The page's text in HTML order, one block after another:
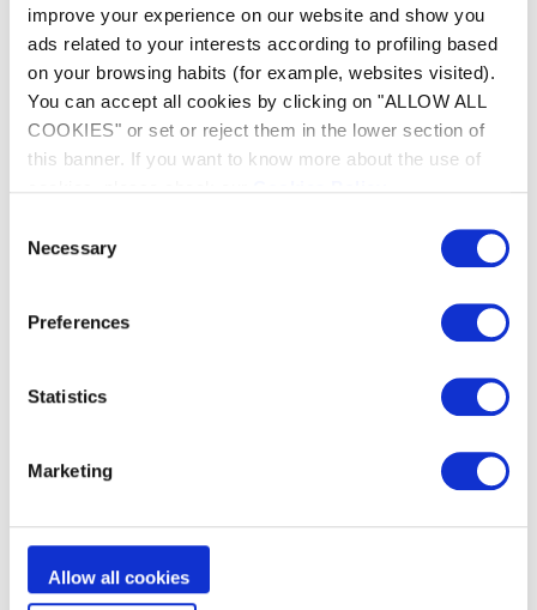
improve your experience on our website and show you
ads related to your interests according to profiling based
on your browsing habits (for example, websites visited).
You can accept all cookies by clicking on "ALLOW ALL
COOKIES" or set or reject them in the lower section of
this banner. If you want to know more about the use of
Selection
Necessary
Preferences
Statistics
Marketing
Allow all cookies
Pohodlné používání
Filtr s přístupem přes čisticí systém a průhledné
usnadňuje vyjímání robota z bazénu.